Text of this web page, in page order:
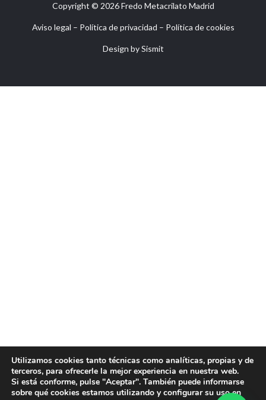
Copyright © 2026 Fredo Metacrilato Madrid
Aviso legal – Política de privacidad – Política de cookies
Design bySismit
Utilizamos cookies tanto técnicas como analíticas, propias y de
terceros, para ofrecerle la mejor experiencia en nuestra web.
Si está conforme, pulse "Aceptar". También puede informarse
sobre qué cookies estamos utilizando y configurar su uso en